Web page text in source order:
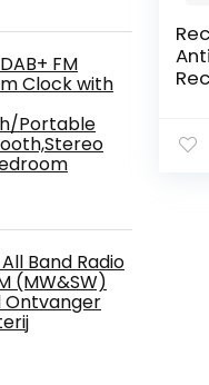
FM
Clock with
Portable
Band Radio
(MW&SW)
Ontvanger